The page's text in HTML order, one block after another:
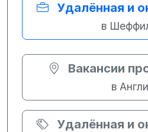
Удалённая и
в
Вакансии
в
Удалённая и